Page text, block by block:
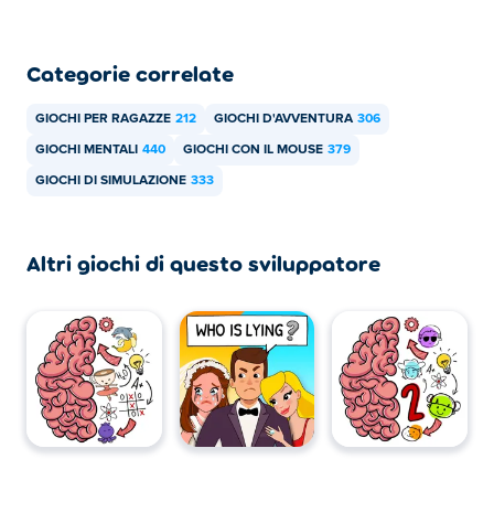
Posso giocare a Life Choices: Life Simulator su
Scelte di vita: Life Simulator può essere giocato sul tuo
computer e su dispositivi mobili come telefoni e tablet.
Categorie correlate
GIOCHI PER RAGAZZE 212 GIOCHI D'AVVENTURA 306
GIOCHI MENTALI 440 GIOCHI CON IL MOUSE 379
GIOCHI DI SIMULAZIONE 333
Altri giochi di questo sviluppatore